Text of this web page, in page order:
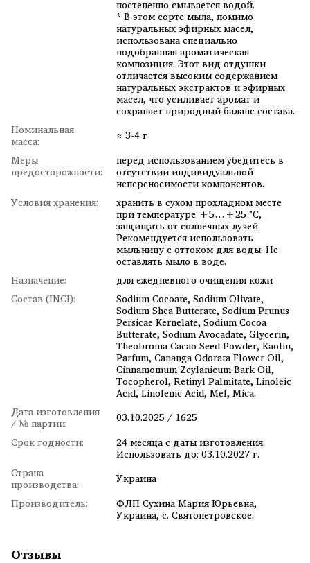
постепенно смывается водой.
* В этом сорте мыла, помимо
натуральных эфирных масел,
использована специально
подобранная ароматическая
композиция. Этот вид отдушки
отличается высоким содержанием
натуральных экстрактов и эфирных
масел, что усиливает аромат и
сохраняет природный баланс состава.
Номинальная
масса:
≈ 3-4 г
Меры
предосторожности:
перед использованием убедитесь в
отсутствии индивидуальной
непереносимости компонентов.
Условия хранения:
хранить в сухом прохладном месте
при температуре +5…+25 °C,
защищать от солнечных лучей.
Рекомендуется использовать
мыльницу с оттоком для воды. Не
оставлять мыло в воде.
Назначение:
для ежедневного очищения кожи
Состав (INCI):
Sodium Cocoate, Sodium Olivate,
Sodium Shea Butterate, Sodium Prunus
Persicae Kernelate, Sodium Cocoa
Butterate, Sodium Avocadate, Glycerin,
Theobroma Cacao Seed Powder, Kaolin,
Parfum, Cananga Odorata Flower Oil,
Cinnamomum Zeylanicum Bark Oil,
Tocopherol, Retinyl Palmitate, Linoleic
Acid, Linolenic Acid, Mel, Mica.
Дата изготовления
/ № партии:
03.10.2025 / 1625
Срок годности:
24 месяца с даты изготовления.
Использовать до: 03.10.2027 г.
Страна
производства:
Украина
Производитель:
ФЛП Сухина Мария Юрьевна,
Украина, с. Святопетровское.
Отзывы